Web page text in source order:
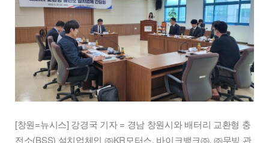
[창원=뉴시스] 강경국 기자 = 경남 창원시와 배터리 교환형 충
전소(BSS) 설치업체인 ㈜KR모터스, 바이크뱅크㈜, ㈜무빙 관